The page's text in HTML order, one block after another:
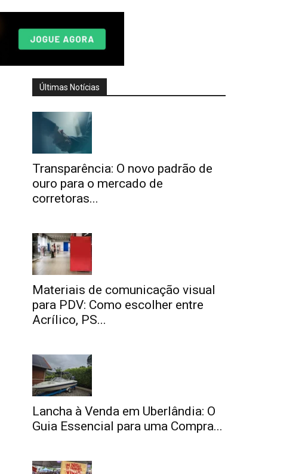
Últimas Notícias
Transparência: O novo padrão de
ouro para o mercado de
corretoras...
Materiais de comunicação visual
para PDV: Como escolher entre
Acrílico, PS...
Lancha à Venda em Uberlândia: O
Guia Essencial para uma Compra...